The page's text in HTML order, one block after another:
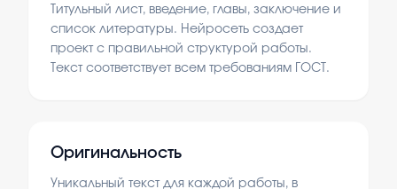
Титульный лист, введение, главы, заключение и
список литературы. Нейросеть создает
проект с правильной структурой работы.
Текст соответствует всем требованиям ГОСТ.
Оригинальность
Уникальный текст для каждой работы, в